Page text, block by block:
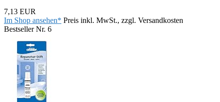
7,13 EUR
Im Shop ansehen* Preis inkl. MwSt., zzgl. Versandkosten
Bestseller Nr. 6